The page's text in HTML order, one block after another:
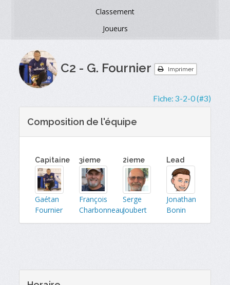
Classement
Joueurs
C2 - G. Fournier Imprimer
Fiche: 3-2-0 (#3)
Composition de l'équipe
Capitaine
Gaétan
Fournier
3ieme
François
Charbonneau
2ieme
Serge
Joubert
Lead
Jonathan
Bonin